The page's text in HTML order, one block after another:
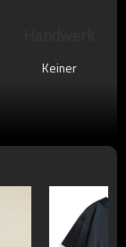
Keiner